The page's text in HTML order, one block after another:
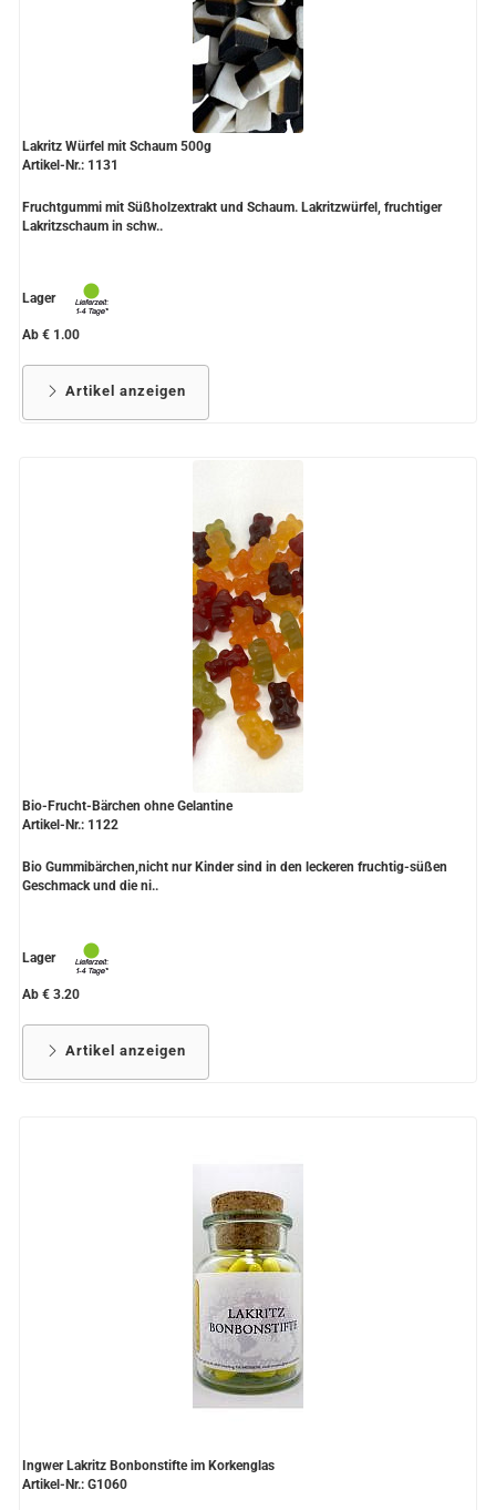
Lakritz Würfel mit Schaum 500g
Artikel-Nr.: 1131
Fruchtgummi mit Süßholzextrakt und Schaum. Lakritzwürfel, fruchtiger
Lakritzschaum in schw..
Lager
Ab € 1.00
Artikel anzeigen
Bio-Frucht-Bärchen ohne Gelantine
Artikel-Nr.: 1122
Bio Gummibärchen,nicht nur Kinder sind in den leckeren fruchtig-süßen
Geschmack und die ni..
Lager
Ab € 3.20
Artikel anzeigen
Ingwer Lakritz Bonbonstifte im Korkenglas
Artikel-Nr.: G1060